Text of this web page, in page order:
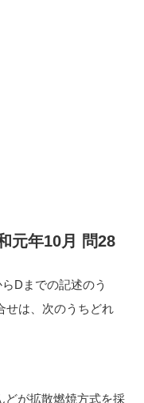
元年10月 問28
Dまでの記述のう
せは、次のうちどれ
どが拡散燃焼方式を採